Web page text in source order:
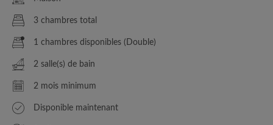
3 chambres total
1 chambres disponibles (Double)
2 salle(s) de bain
2 mois minimum
Disponible maintenant